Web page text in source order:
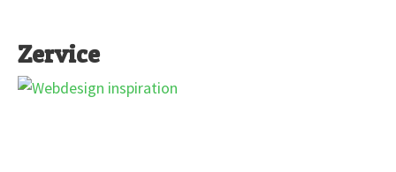
Zervice